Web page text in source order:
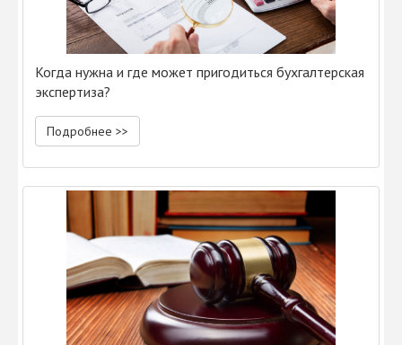
Когда нужна и где может пригодиться бухгалтерская
экспертиза?
Подробнее >>